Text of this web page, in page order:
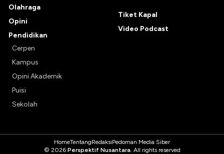
Olahraga
Opini
Pendidikan
Cerpen
Kampus
Opini Akademik
Puisi
Sekolah
Tiket Kapal
Video Podcast
HomeTentangRedaksiPedoman Media Siber
© 2026 Perspektif Nusantara. All rights reserved